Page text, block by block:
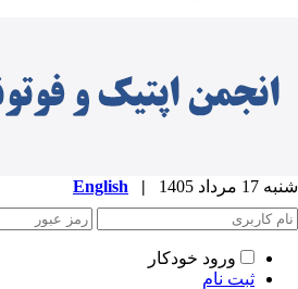
مرداد 1405 |
English
ورود خودکار
ثبت نام